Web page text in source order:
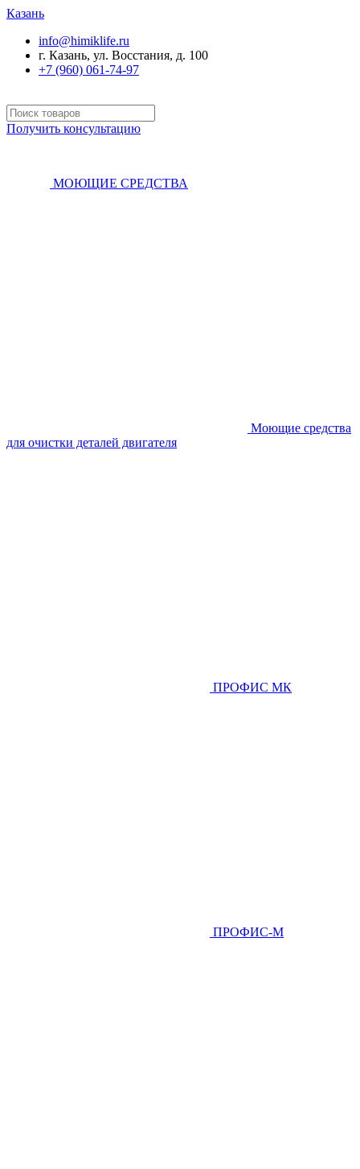
Казань
info@himiklife.ru
г. Казань, ул. Восстания, д. 100
+7 (960) 061-74-97
Получить консультацию
МОЮЩИЕ СРЕДСТВА
Моющие средства
для очистки деталей двигателя
ПРОФИС МК
ПРОФИС-М